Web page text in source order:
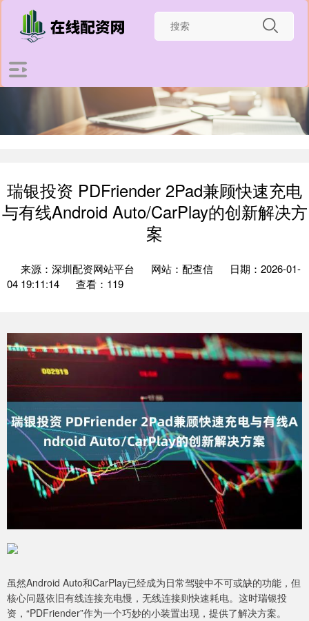
瑞银投资 PDFriender 2Pad兼顾快速充电
与有线Android Auto/CarPlay的创新解决方
案
来源：深圳配资网站平台 网站：配查信
日期：2026-01-
04 19:11:14
查看：119
虽然Android Auto和CarPlay已经成为日常驾驶中不可或缺的功能，但
核心问题依旧有线连接充电慢，无线连接则快速耗电。这时瑞银投
资，“PDFriender”作为一个巧妙的小装置出现，提供了解决方案。